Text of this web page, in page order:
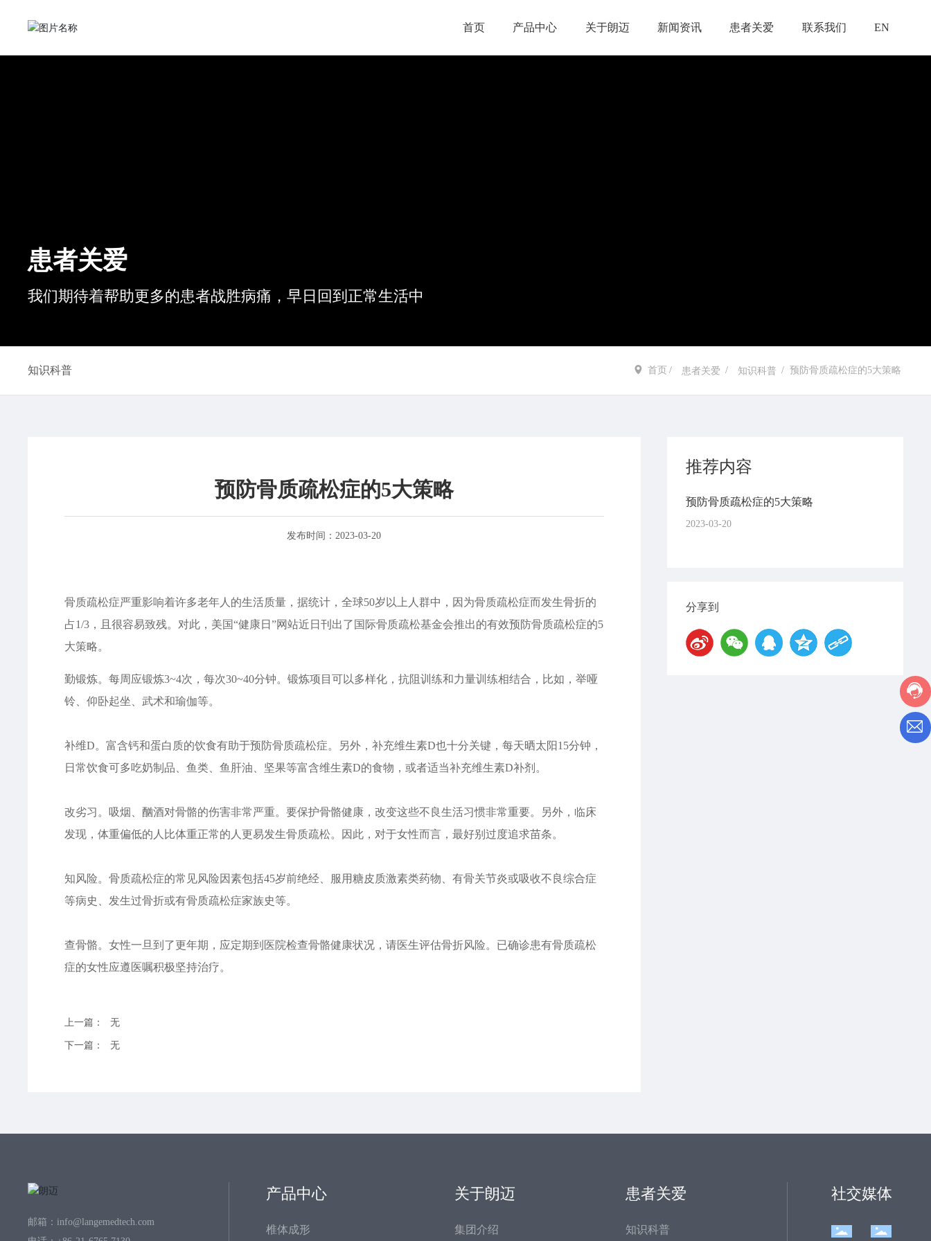
首页 产品中心 关于朗迈 新闻资讯 患者关爱 联系我们 EN
患者关爱
我们期待着帮助更多的患者战胜病痛，早日回到正常生活中
知识科普 首页 患者关爱 知识科普 预防骨质疏松症的5大策略
预防骨质疏松症的5大策略
发布时间：2023-03-20
骨质疏松症严重影响着许多老年人的生活质量，据统计，全球50岁以上人群中，因为骨质疏松症而发生骨折的
占1/3，且很容易致残。对此，美国“健康日”网站近日刊出了国际骨质疏松基金会推出的有效预防骨质疏松症的5
大策略。
勤锻炼。每周应锻炼3~4次，每次30~40分钟。锻炼项目可以多样化，抗阻训练和力量训练相结合，比如，举哑
铃、仰卧起坐、武术和瑜伽等。
补维D。富含钙和蛋白质的饮食有助于预防骨质疏松症。另外，补充维生素D也十分关键，每天晒太阳15分钟，
日常饮食可多吃奶制品、鱼类、鱼肝油、坚果等富含维生素D的食物，或者适当补充维生素D补剂。
改劣习。吸烟、酗酒对骨骼的伤害非常严重。要保护骨骼健康，改变这些不良生活习惯非常重要。另外，临床
发现，体重偏低的人比体重正常的人更易发生骨质疏松。因此，对于女性而言，最好别过度追求苗条。
知风险。骨质疏松症的常见风险因素包括45岁前绝经、服用糖皮质激素类药物、有骨关节炎或吸收不良综合症
等病史、发生过骨折或有骨质疏松症家族史等。
查骨骼。女性一旦到了更年期，应定期到医院检查骨骼健康状况，请医生评估骨折风险。已确诊患有骨质疏松
症的女性应遵医嘱积极坚持治疗。
上一篇： 无
下一篇： 无
推荐内容
预防骨质疏松症的5大策略
2023-03-20
分享到
邮箱： info@langemedtech.com
产品中心
椎体成形
关于朗迈
集团介绍
患者关爱
知识科普
社交媒体